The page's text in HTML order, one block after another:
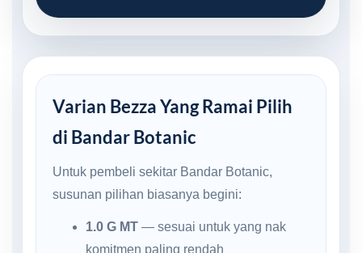
Varian Bezza Yang Ramai Pilih
di Bandar Botanic
Untuk pembeli sekitar Bandar Botanic,
susunan pilihan biasanya begini:
1.0 G MT— sesuai untuk yang nak
komitmen paling rendah